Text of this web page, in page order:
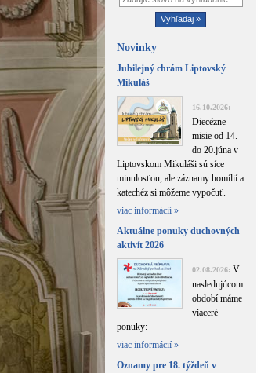
Novinky
Jubilejný chrám Liptovský
Mikuláš
16.10.2026:
Diecézne
misie od 14.
do 20.júna v
Liptovskom Mikuláši sú síce
minulosťou, ale záznamy homílií a
katechéz si môžeme vypočuť.
viac informácií »
Aktuálne ponuky duchovných
aktivít 2026
02.08.2026: V
nasledujúcom
období máme
viaceré
ponuky:
viac informácií »
Oznamy pre 18. týždeň v